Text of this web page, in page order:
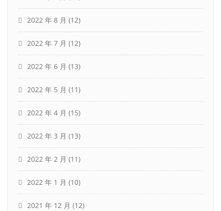
2022 年 8 月 (12)
2022 年 7 月 (12)
2022 年 6 月 (13)
2022 年 5 月 (11)
2022 年 4 月 (15)
2022 年 3 月 (13)
2022 年 2 月 (11)
2022 年 1 月 (10)
2021 年 12 月 (12)